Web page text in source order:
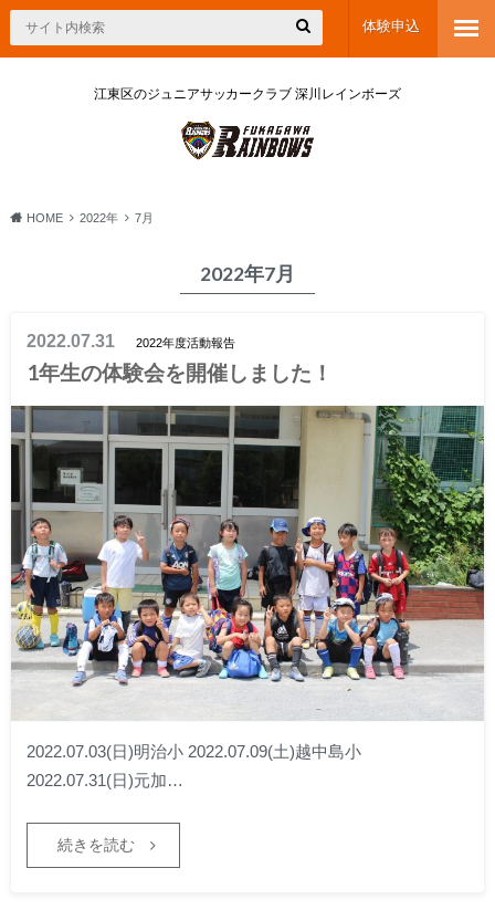
江東区のジュニアサッカークラブ 深川レインボーズ
体験申込
HOME 2022年 7月
2022年7月
2022.07.31 2022年度活動報告
1年生の体験会を開催しました！
2022.07.03(日)明治小 2022.07.09(土)越中島小
2022.07.31(日)元加…
続きを読む